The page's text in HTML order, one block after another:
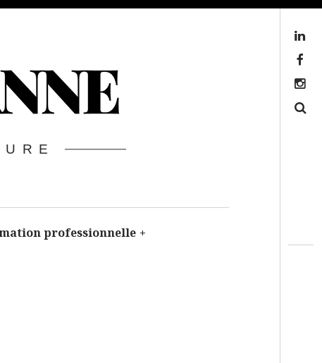
professionnelle +